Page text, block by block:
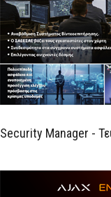
Security Manager -